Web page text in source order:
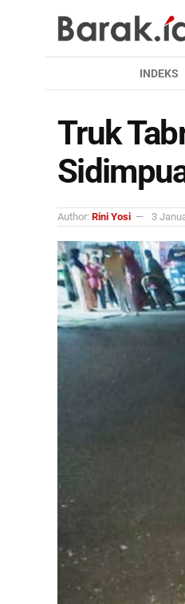
INDEKS
Truk
Author: Rini Yosi 3